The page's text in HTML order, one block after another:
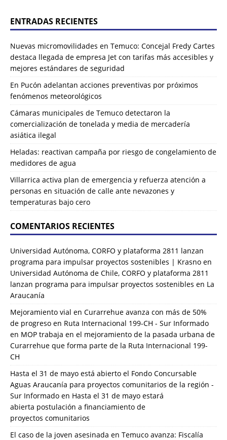
ENTRADAS RECIENTES
Nuevas micromovilidades en Temuco: Concejal Fredy Cartes
destaca llegada de empresa Jet con tarifas más accesibles y
mejores estándares de seguridad
En Pucón adelantan acciones preventivas por próximos
fenómenos meteorológicos
Cámaras municipales de Temuco detectaron la
comercialización de tonelada y media de mercadería
asiática ilegal
Heladas: reactivan campaña por riesgo de congelamiento de
medidores de agua
Villarrica activa plan de emergencia y refuerza atención a
personas en situación de calle ante nevazones y
temperaturas bajo cero
COMENTARIOS RECIENTES
Universidad Autónoma, CORFO y plataforma 2811 lanzan
programa para impulsar proyectos sostenibles | Krasno en
Universidad Autónoma de Chile, CORFO y plataforma 2811
lanzan programa para impulsar proyectos sostenibles en La
Araucanía
Mejoramiento vial en Curarrehue avanza con más de 50%
de progreso en Ruta Internacional 199-CH - Sur Informado
en MOP trabaja en el mejoramiento de la pasada urbana de
Curarrehue que forma parte de la Ruta Internacional 199-
CH
Hasta el 31 de mayo está abierto el Fondo Concursable
Aguas Araucanía para proyectos comunitarios de la región -
Sur Informado en Hasta el 31 de mayo estará
abierta postulación a financiamiento de
proyectos comunitarios
El caso de la joven asesinada en Temuco avanza: Fiscalía